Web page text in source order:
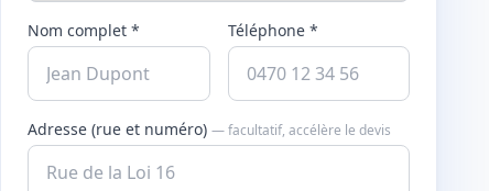
Nom complet * Téléphone *
Adresse (rue et numéro)— facultatif, accélère le devis